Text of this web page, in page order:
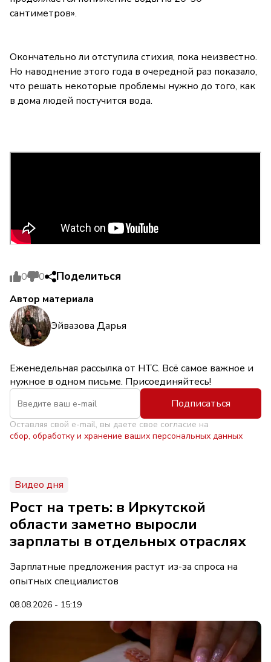
сантиметров».
Окончательно ли отступила стихия, пока неизвестно.
Но наводнение этого года в очередной раз показало,
что решать некоторые проблемы нужно до того, как
в дома людей постучится вода.
0 0 Поделиться
Автор материала
Эйвазова Дарья
Еженедельная рассылка от НТС. Всё самое важное и
нужное в одном письме. Присоединяйтесь!
Подписаться
Оставляя свой e-mail, вы даете свое согласие на
сбор, обработку и хранение ваших персональных данных
Видео дня
Рост на треть: в Иркутской
области заметно выросли
зарплаты в отдельных отраслях
Зарплатные предложения растут из-за спроса на
опытных специалистов
08.08.2026 - 15:19